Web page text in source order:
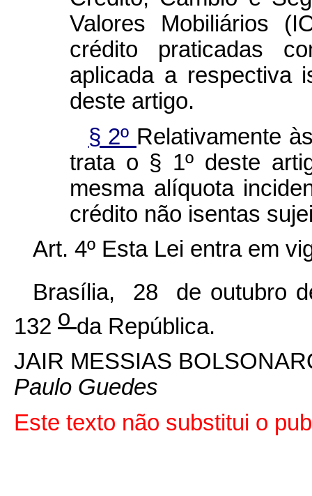
Valores Mobiliários
crédito praticadas
aplicada a respectiva
deste artigo.
§ 2º Relativamente
trata o § 1º deste
mesma alíquota
crédito não isentas
Art. 4º Esta Lei entra em
Brasília, 28 de outubro
132 o da República.
JAIR MESSIAS
Paulo Guedes
Este texto não substitui o